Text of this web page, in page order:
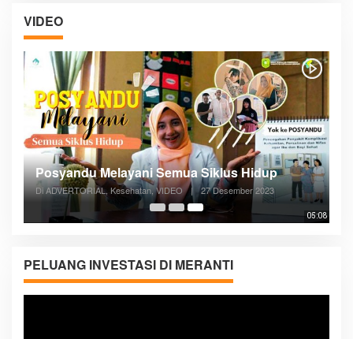
VIDEO
05:08
Posyandu Melayani Semua Siklus Hidup
Di ADVERTORIAL, Kesehatan, VIDEO | 27 Desember 2023
PELUANG INVESTASI DI MERANTI